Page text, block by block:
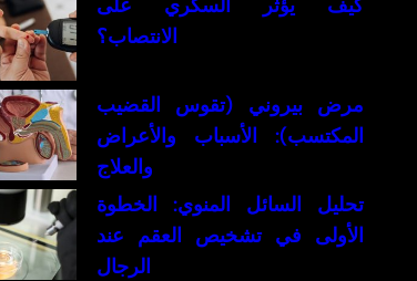
كيف يؤثر السكري على
الانتصاب؟
مرض بيروني (تقوس القضيب
المكتسب): الأسباب والأعراض
والعلاج
تحليل السائل المنوي: الخطوة
الأولى في تشخيص العقم عند
الرجال